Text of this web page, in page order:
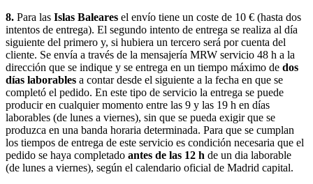
8. Para las Islas Baleares el envío tiene un coste de 10 € (hasta dos
intentos de entrega). El segundo intento de entrega se realiza al día
siguiente del primero y, si hubiera un tercero será por cuenta del
cliente. Se envía a través de la mensajería MRW servicio 48 h a la
dirección que se indique y se entrega en un tiempo máximo de dos
días laborables a contar desde el siguiente a la fecha en que se
completó el pedido. En este tipo de servicio la entrega se puede
producir en cualquier momento entre las 9 y las 19 h en días
laborables (de lunes a viernes), sin que se pueda exigir que se
produzca en una banda horaria determinada. Para que se cumplan
los tiempos de entrega de este servicio es condición necesaria que el
pedido se haya completado antes de las 12 h de un dia laborable
(de lunes a viernes), según el calendario oficial de Madrid capital.